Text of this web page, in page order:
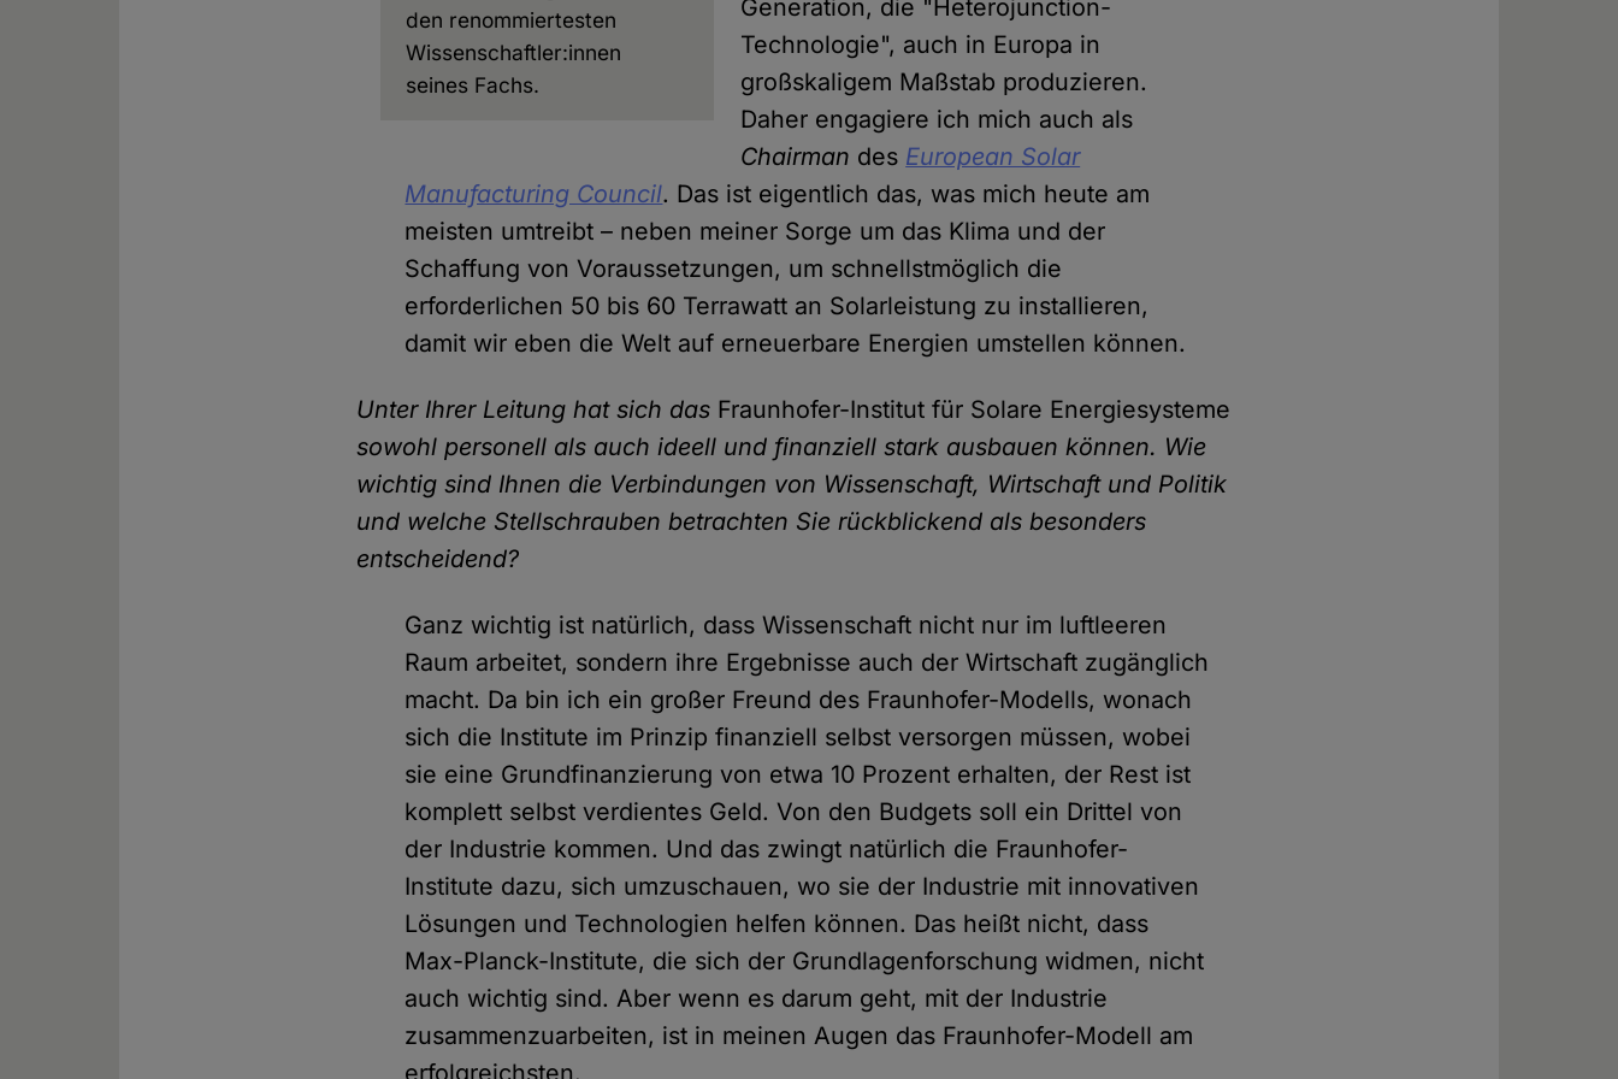
den renommiertesten
Wissenschaftler:innen
seines Fachs.
Generation, die "Heterojunction-
Technologie", auch in Europa in
großskaligem Maßstab produzieren.
Daher engagiere ich mich auch als
Chairman des European Solar
Manufacturing Council. Das ist eigentlich das, was mich heute am
meisten umtreibt – neben meiner Sorge um das Klima und der
Schaffung von Voraussetzungen, um schnellstmöglich die
erforderlichen 50 bis 60 Terrawatt an Solarleistung zu installieren,
damit wir eben die Welt auf erneuerbare Energien umstellen können.
Unter Ihrer Leitung hat sich das Fraunhofer-Institut für Solare Energiesysteme
sowohl personell als auch ideell und finanziell stark ausbauen können. Wie
wichtig sind Ihnen die Verbindungen von Wissenschaft, Wirtschaft und Politik
und welche Stellschrauben betrachten Sie rückblickend als besonders
entscheidend?
Ganz wichtig ist natürlich, dass Wissenschaft nicht nur im luftleeren
Raum arbeitet, sondern ihre Ergebnisse auch der Wirtschaft zugänglich
macht. Da bin ich ein großer Freund des Fraunhofer-Modells, wonach
sich die Institute im Prinzip finanziell selbst versorgen müssen, wobei
sie eine Grundfinanzierung von etwa 10 Prozent erhalten, der Rest ist
komplett selbst verdientes Geld. Von den Budgets soll ein Drittel von
der Industrie kommen. Und das zwingt natürlich die Fraunhofer-
Institute dazu, sich umzuschauen, wo sie der Industrie mit innovativen
Lösungen und Technologien helfen können. Das heißt nicht, dass
Max-Planck-Institute, die sich der Grundlagenforschung widmen, nicht
auch wichtig sind. Aber wenn es darum geht, mit der Industrie
zusammenzuarbeiten, ist in meinen Augen das Fraunhofer-Modell am